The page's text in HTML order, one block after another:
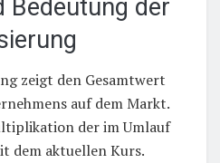
Bedeutung der
zeigt den Gesamtwert
auf dem Markt.
der im Umlauf
dem aktuellen Kurs.